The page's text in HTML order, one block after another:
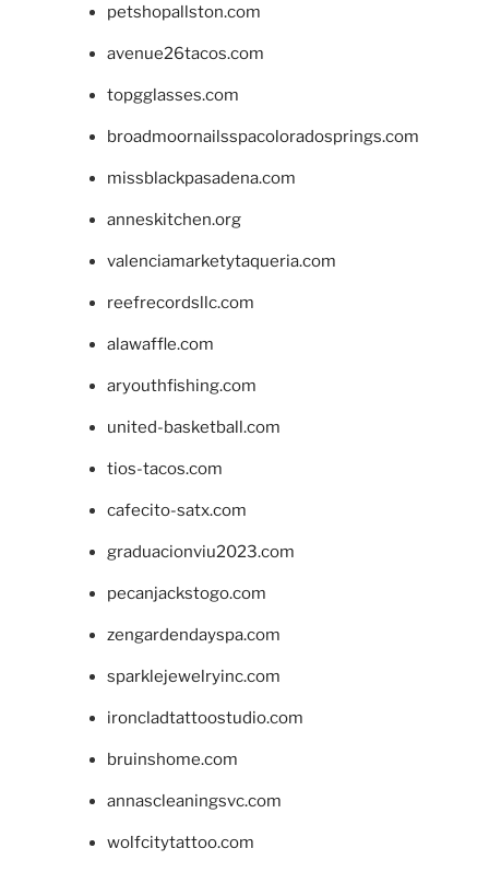
petshopallston.com
avenue26tacos.com
topgglasses.com
broadmoornailsspacoloradosprings.com
missblackpasadena.com
anneskitchen.org
valenciamarketytaqueria.com
reefrecordsllc.com
alawaffle.com
aryouthfishing.com
united-basketball.com
tios-tacos.com
cafecito-satx.com
graduacionviu2023.com
pecanjackstogo.com
zengardendayspa.com
sparklejewelryinc.com
ironcladtattoostudio.com
bruinshome.com
annascleaningsvc.com
wolfcitytattoo.com